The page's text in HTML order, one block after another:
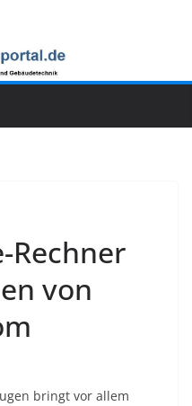
Rechner
von
bringt vor allem